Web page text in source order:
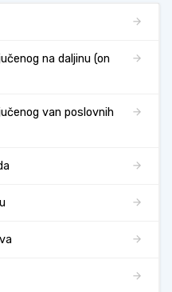
na daljinu (on
van poslovnih